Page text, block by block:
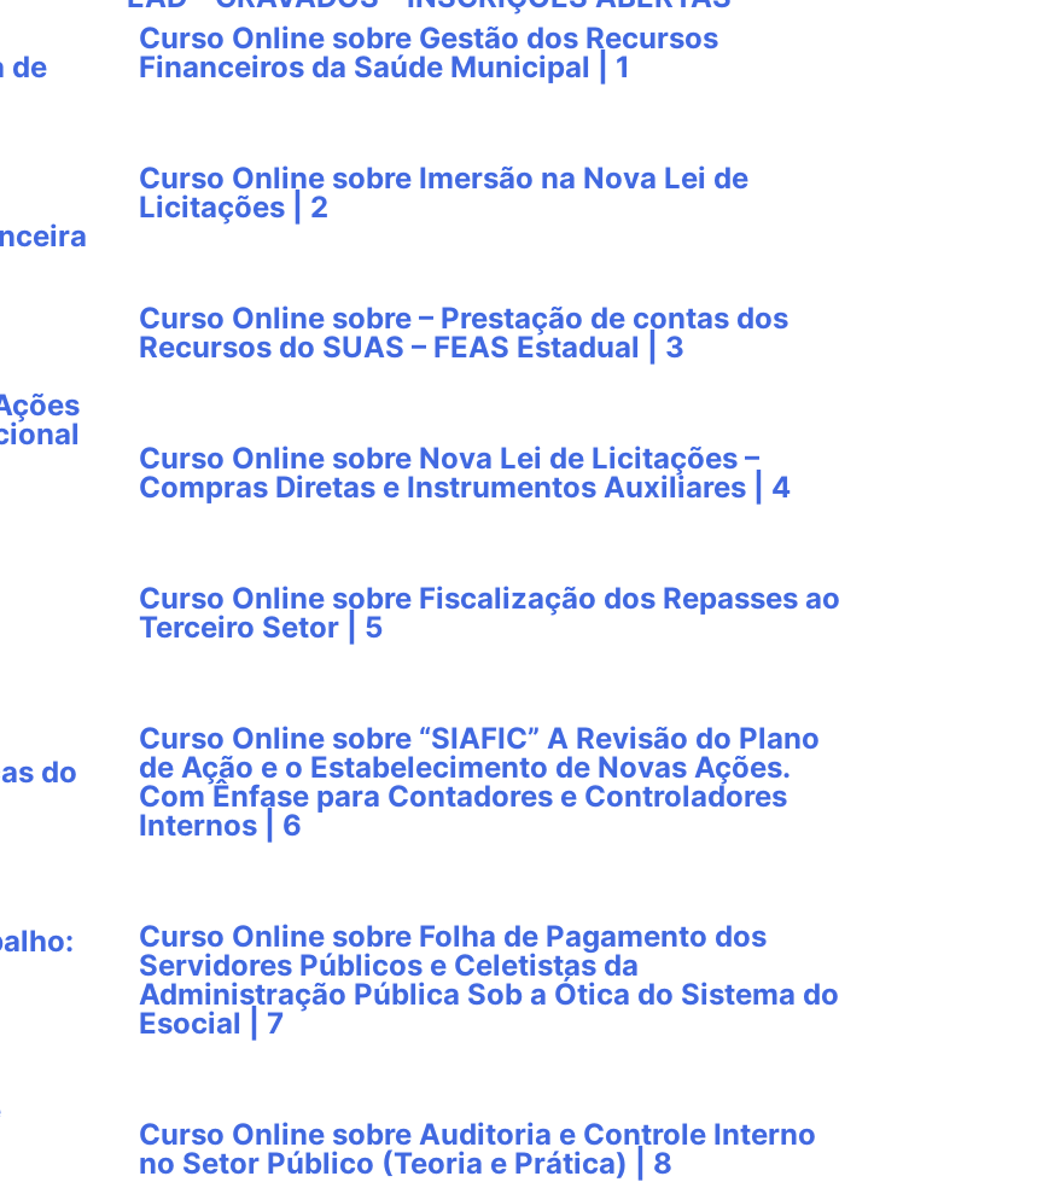
de
do
Curso Online sobre Gestão dos Recursos
Financeiros da Saúde Municipal | 1
Curso Online sobre Imersão na Nova Lei de
Licitações | 2
Curso Online sobre – Prestação de contas dos
Recursos do SUAS – FEAS Estadual | 3
Curso Online sobre Nova Lei de Licitações –
Compras Diretas e Instrumentos Auxiliares | 4
Curso Online sobre Fiscalização dos Repasses ao
Terceiro Setor | 5
Curso Online sobre “SIAFIC” A Revisão do Plano
de Ação e o Estabelecimento de Novas Ações.
Com Ênfase para Contadores e Controladores
Internos | 6
Curso Online sobre Folha de Pagamento dos
Servidores Públicos e Celetistas da
Administração Pública Sob a Ótica do Sistema do
Esocial | 7
Curso Online sobre Auditoria e Controle Interno
no Setor Público (Teoria e Prática) | 8